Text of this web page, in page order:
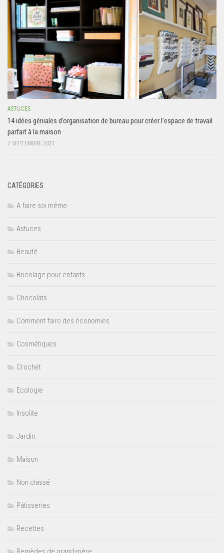
ASTUCES
14 idées géniales d’organisation de bureau pour créer l’espace de travail
parfait à la maison
7 SEPTEMBRE 2021
CATÉGORIES
A faire soi même
Astuces
Beauté
Bricolage pour enfants
Chocolats
Comment faire des économies
Cosmétiques
Crochet
Ecologie
Insolite
Jardin
Maison
Non classé
Pâtisseries
Recettes